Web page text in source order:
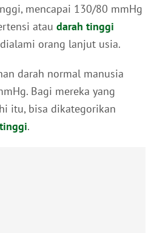
mencapai 130/80 mmHg
atau darah tinggi
orang lanjut usia.
darah normal manusia
Bagi mereka yang
itu, bisa dikategorikan
.